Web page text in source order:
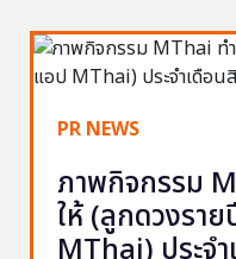
PR NEWS
ภาพกิจกรรม
ให้ (ลูกดวงรา